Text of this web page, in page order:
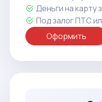
Деньги на карту
Под залог ПТС
Оформить